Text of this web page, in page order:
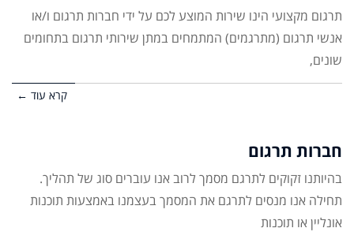
תרגום מקצועי הינו שירות המוצע לכם על ידי חברות תרגום ו/או
אנשי תרגום (מתרגמים) המתמחים במתן שירותי תרגום בתחומים
שונים,
קרא עוד ←
חברות תרגום
בהיותנו זקוקים לתרגם מסמך לרוב אנו עוברים סוג של תהליך.
תחילה אנו מנסים לתרגם את המסמך בעצמנו באמצעות תוכנות
אונליין או תוכנות